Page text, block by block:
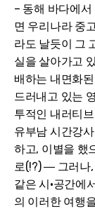
– 동해 바다에
면 우리나라 중
라도 날듯이 그
실을 살아가고
배하는 내면화
드러내고 있는
투적인 내러티
유부남 시간강
하고, 이별을 했
로(!?) ― 그러나
같은 시·공간에
의 이러한 여행